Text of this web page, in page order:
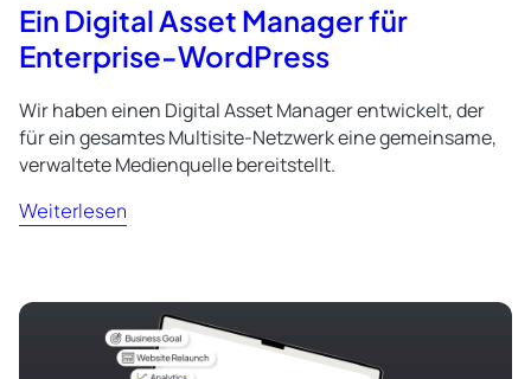
Ein Digital Asset Manager für
Enterprise-WordPress
Wir haben einen Digital Asset Manager entwickelt, der
für ein gesamtes Multisite-Netzwerk eine gemeinsame,
verwaltete Medienquelle bereitstellt.
Weiterlesen